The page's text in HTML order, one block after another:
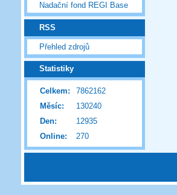
Nadační fond REGI Base
RSS
Přehled zdrojů
Statistiky
Online: 270
Celkem:
7862162
Měsíc:
130240
Den:
12935